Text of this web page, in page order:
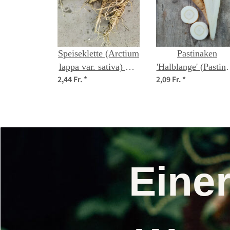
Speiseklette (Arctium
lappa var. sativa) Bio
Saatgut
2,44 Fr.*
Pastinaken
'Halblange'
sativa) Samen
2,09 Fr.*